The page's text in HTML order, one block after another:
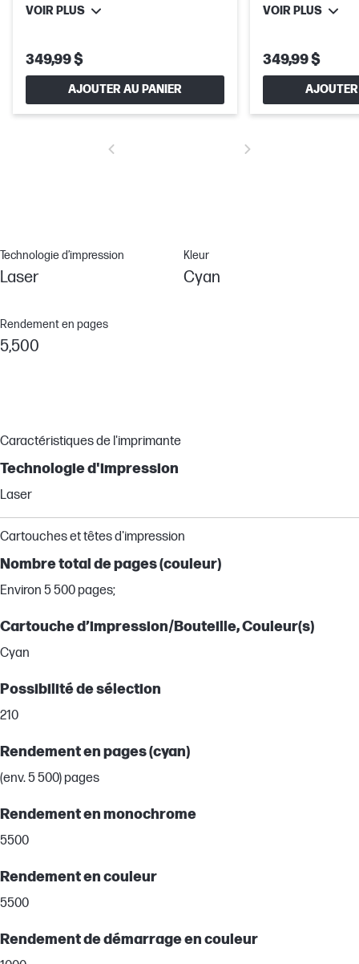
VOIR PLUS
349,99 $
AJOUTER AU PANIER
VOIR PLUS
349,99 $
Technologie d’impression
Laser
Kleur
Cyan
Rendement en pages
5,500
Caractéristiques de l'imprimante
Technologie d'impression
Laser
Cartouches et têtes d'impression
Nombre total de pages (couleur)
Environ 5 500 pages;
Cartouche d’impression/Bouteille, Couleur(s)
Cyan
Possibilité de sélection
210
Rendement en pages (cyan)
(env. 5 500) pages
Rendement en monochrome
5500
Rendement en couleur
5500
Rendement de démarrage en couleur